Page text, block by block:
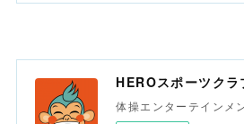
HEROスポーツクラ
体操エンターテインメ